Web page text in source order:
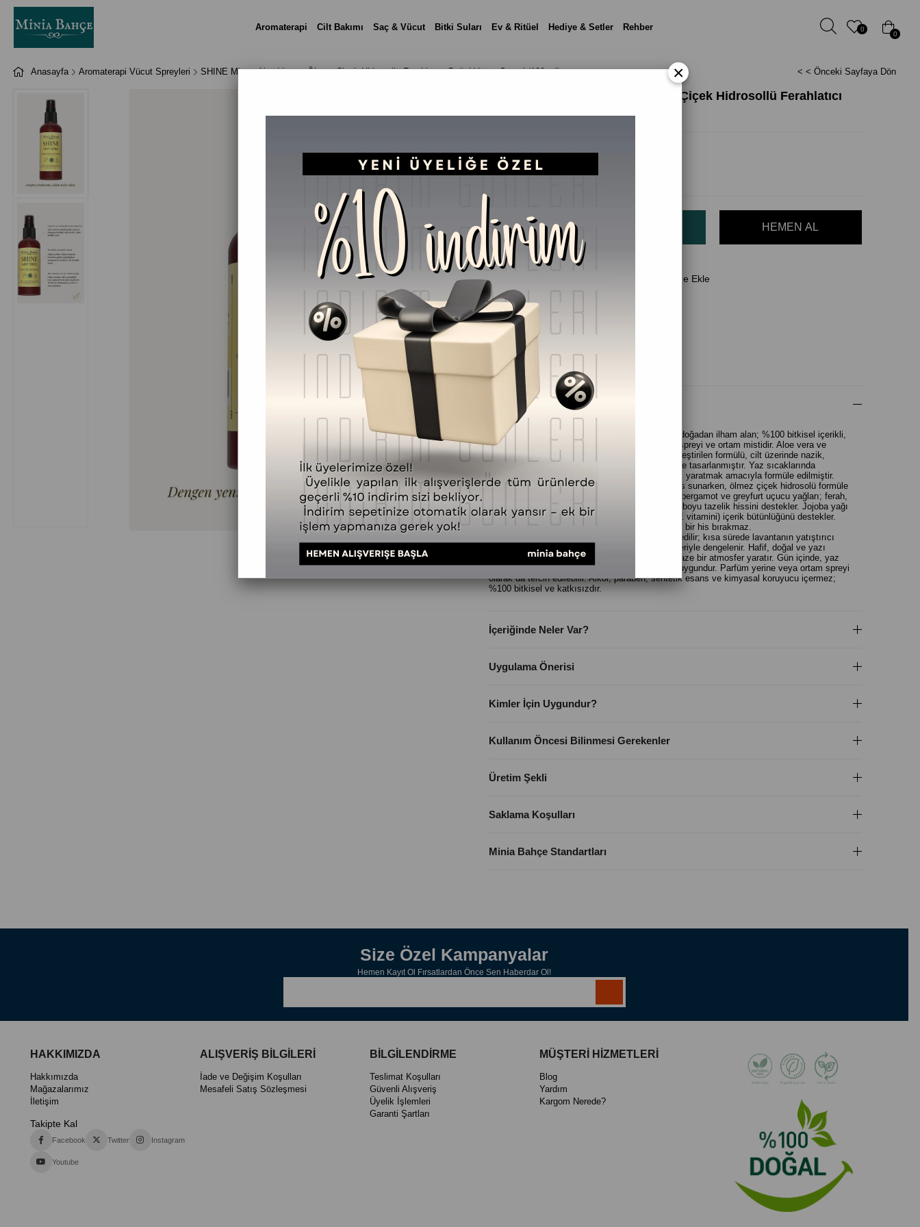
Aromaterapi Cilt Bakımı Saç & Vücut Bitki Suları Ev & Ritüel Hediye & Setler Rehber 0
0
Anasayfa Aromaterapi Vücut Spreyleri SHINE Mist – Aloe Vera & Ölmez Çiçek Hidrosollü Ferahlatıcı Doğal Vücut Spreyi (100 ml) < < Önceki Sayfaya Dön
SHINE Mist – Aloe Vera & Ölmez Çiçek Hidrosollü Ferahlatıcı
%12
İndirim
₺599,90 (KDV Dahil)
₺529,90
Favorilere Ekle
Fiyat Düşünce Haber Ver
SORULAR (0) VE CEVAPLAR (0)
Ürün Özellikleri
Minia Bahçe
, güneşten, yazdan ve doğadan ilham alan; %100 bitkisel içerikli,
ferahlatıcı ve canlandırıcı bir aromaterapi vücut spreyi ve ortam mistidir. Aloe vera ve
ölmez çiçek (Helichrysum) hidrosolleriyle zenginleştirilen formülü, cilt üzerinde nazik,
serinletici ve yumuşatıcı bir baz oluşturmak üzere tasarlanmıştır. Yaz sıcaklarında
ferahlamak, tazelenmek ve enerjik bir geçiş alanı yaratmak amacıyla formüle edilmiştir.
Aloe vera hidrosolü cilde hafif ve serinletici bir his sunarken, ölmez çiçek hidrosolü formüle
yumuşaklık ve denge kazandırır. Nane, lavanta, bergamot ve greyfurt uçucu yağları; ferah,
temiz ve canlı bir koku karakteri oluşturarak gün boyu tazelik hissini destekler. Jojoba yağı
cilde doğal nem desteği sağlarken, Tocopherol (E vitamini) içerik bütünlüğünü destekler.
Hafif yapısı sayesinde ciltte yağlı veya yapışkan bir his bırakmaz.
İlk sıkımda nane ve greyfurtun ferah açılışı hissedilir; kısa sürede lavantanın yatıştırıcı
etkisi ve bergamotun yumuşak narenciye karakteriyle dengelenir. Hafif, doğal ve yazı
çağrıştıran aromasıyla hem ciltte hem ortamda taze bir atmosfer yaratır. Gün içinde, yaz
aylarında ve güneş veya duş sonrası kullanıma uygundur. Parfüm yerine veya ortam spreyi
olarak da tercih edilebilir. Alkol, paraben, sentetik esans ve kimyasal koruyucu içermez;
%100 bitkisel ve katkısızdır.
İçeriğinde Neler Var?
Uygulama Önerisi
Kimler İçin Uygundur?
Kullanım Öncesi Bilinmesi Gerekenler
Üretim Şekli
Saklama Koşulları
Minia Bahçe Standartları
Size Özel Kampanyalar
Hemen Kayıt Ol Fırsatlardan Önce Sen Haberdar Ol!
HAKKIMIZDA
Hakkımızda
Mağazalarımız
İletişim
Takipte Kal
Facebook Twitter Instagram
Youtube
ALIŞVERİŞ BİLGİLERİ
İade ve Değişim Koşulları
Mesafeli Satış Sözleşmesi
BİLGİLENDİRME
Teslimat Koşulları
Güvenli Alışveriş
Üyelik İşlemleri
Garanti Şartları
MÜŞTERİ HİZMETLERİ
Blog
Yardım
Kargom Nerede?
×